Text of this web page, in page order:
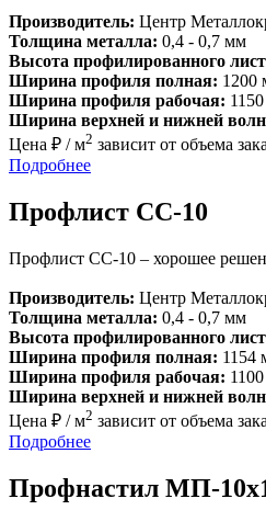
Производитель: Центр
Толщина металла: 0,4 - 0,7 мм
Высота профилированного
Ширина профиля полная: 1200
Ширина профиля рабочая:
Ширина верхней и нижней
Цена ₽ / м2 зависит от объема
Подробнее
Профлист СС-10
Профлист СС-10 – хорошее
Производитель: Центр
Толщина металла: 0,4 - 0,7 мм
Высота профилированного
Ширина профиля полная: 1154
Ширина профиля рабочая:
Ширина верхней и нижней
Цена ₽ / м2 зависит от объема
Подробнее
Профнастил МП-